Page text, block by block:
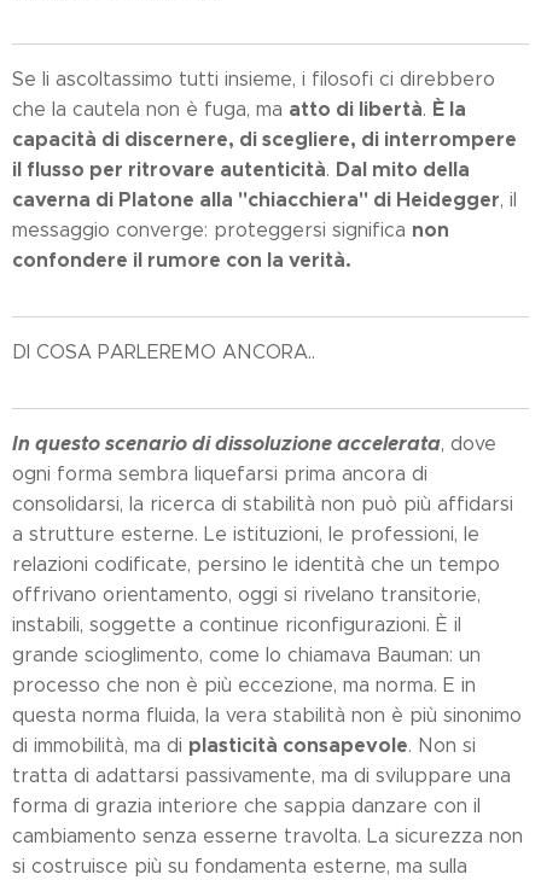
Se li ascoltassimo tutti insieme, i filosofi ci direbbero
che la cautela non è fuga, ma atto di libertà. È la
capacità di discernere, di scegliere, di interrompere
il flusso per ritrovare autenticità. Dal mito della
caverna di Platone alla "chiacchiera" di Heidegger, il
messaggio converge: proteggersi significa non
confondere il rumore con la verità.
DI COSA PARLEREMO ANCORA..
In questo scenario di dissoluzione accelerata, dove
ogni forma sembra liquefarsi prima ancora di
consolidarsi, la ricerca di stabilità non può più affidarsi
a strutture esterne. Le istituzioni, le professioni, le
relazioni codificate, persino le identità che un tempo
offrivano orientamento, oggi si rivelano transitorie,
instabili, soggette a continue riconfigurazioni. È il
grande scioglimento, come lo chiamava Bauman: un
processo che non è più eccezione, ma norma. E in
questa norma fluida, la vera stabilità non è più sinonimo
di immobilità, ma di plasticità consapevole. Non si
tratta di adattarsi passivamente, ma di sviluppare una
forma di grazia interiore che sappia danzare con il
cambiamento senza esserne travolta. La sicurezza non
si costruisce più su fondamenta esterne, ma sulla